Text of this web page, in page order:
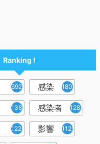
Ranking !
6921 感染 1809
1382 感染者 1283
1226 影響 1129